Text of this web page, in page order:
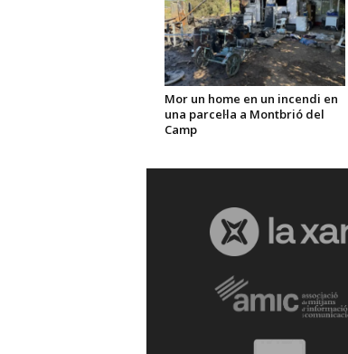
Mor un home en un incendi en
una parcel·la a Montbrió del
Camp